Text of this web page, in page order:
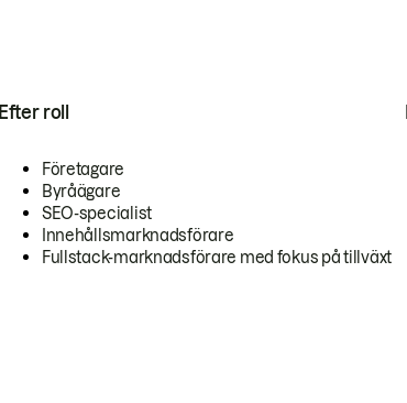
Efter roll
Företagare
Byråägare
SEO-specialist
Innehållsmarknadsförare
Fullstack-marknadsförare med fokus på tillväxt